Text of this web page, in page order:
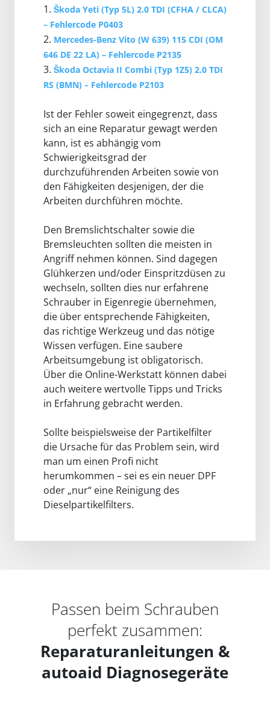
1. Škoda Yeti (Typ 5L) 2.0 TDI (CFHA / CLCA)
– Fehlercode P0403
2. Mercedes-Benz Vito (W 639) 115 CDI (OM
646 DE 22 LA) – Fehlercode P2135
3. Škoda Octavia II Combi (Typ 1Z5) 2.0 TDI
RS (BMN) – Fehlercode P2103
Ist der Fehler soweit eingegrenzt, dass
sich an eine Reparatur gewagt werden
kann, ist es abhängig vom
Schwierigkeitsgrad der
durchzuführenden Arbeiten sowie von
den Fähigkeiten desjenigen, der die
Arbeiten durchführen möchte.
Den Bremslichtschalter sowie die
Bremsleuchten sollten die meisten in
Angriff nehmen können. Sind dagegen
Glühkerzen und/oder Einspritzdüsen zu
wechseln, sollten dies nur erfahrene
Schrauber in Eigenregie übernehmen,
die über entsprechende Fähigkeiten,
das richtige Werkzeug und das nötige
Wissen verfügen. Eine saubere
Arbeitsumgebung ist obligatorisch.
Über die Online-Werkstatt können dabei
auch weitere wertvolle Tipps und Tricks
in Erfahrung gebracht werden.
Sollte beispielsweise der Partikelfilter
die Ursache für das Problem sein, wird
man um einen Profi nicht
herumkommen – sei es ein neuer DPF
oder „nur“ eine Reinigung des
Dieselpartikelfilters.
Passen beim Schrauben
perfekt zusammen:
Reparaturanleitungen &
autoaid Diagnosegeräte